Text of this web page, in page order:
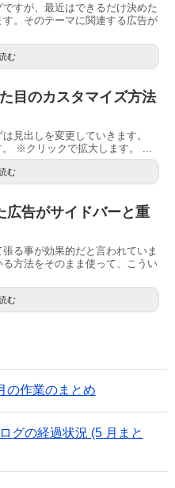
すが、最近はできるだけ決めた
。そのテーマに関連する広告が
む
目のカスタマイズ方法
見出しを変更していきます。
※クリックで拡大します。 ...
む
広告がサイドバーと重
る事が効果的だと言われていま
方法をそのまま使って、こうい
む
の作業のまとめ
グの経過状況 (5 月まと